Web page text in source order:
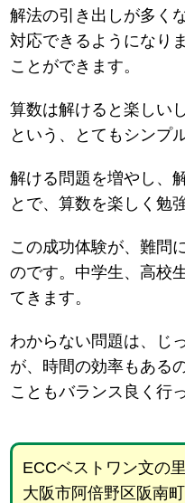
解法の引き出しが多く
対応できるようになり
ことができます。
算数は解けると楽しい
という、とてもシンプ
解ける問題を増やし、
とで、算数を楽しく勉
この成功体験が、難問
のです。中学生、高校
てきます。
わからない問題は、じ
が、時間の効率もある
こともバランス良く行
ECCベストワン文の
大阪市阿倍野区阪南